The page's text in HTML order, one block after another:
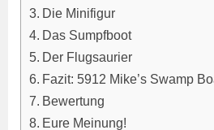
Die Minifigur
Das Sumpfboot
Der Flugsaurier
Fazit: 5912 Mike’s Swamp
Bewertung
Eure Meinung!